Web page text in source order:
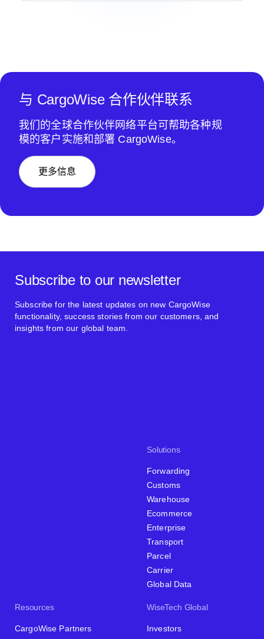
与 CargoWise 合作伙伴联系
我们的全球合作伙伴网络平台可帮助各种规
模的客户实施和部署 CargoWise。
更多信息
Solutions
Forwarding
Customs
Warehouse
Ecommerce
Enterprise
Transport
Parcel
Carrier
Global Data
Resources
CargoWise Partners
WiseTech Global
Investors
Subscribe to our newsletter
Subscribe for the latest updates on new CargoWise
functionality, success stories from our customers, and
insights from our global team.